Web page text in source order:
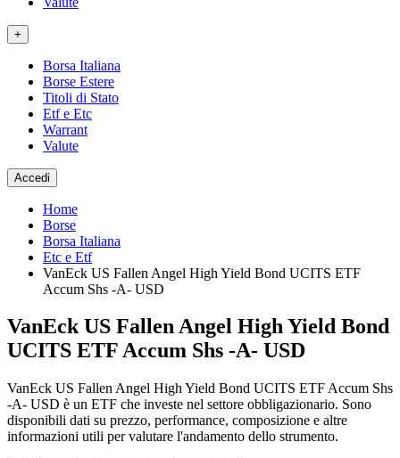
+
Borsa Italiana
Borse Estere
Titoli di Stato
Etf e Etc
Warrant
Valute
Accedi
Home
Borse
Borsa Italiana
Etc e Etf
VanEck US Fallen Angel High Yield Bond UCITS ETF
Accum Shs -A- USD
VanEck US Fallen Angel High Yield Bond
UCITS ETF Accum Shs -A- USD
VanEck US Fallen Angel High Yield Bond UCITS ETF Accum Shs
-A- USD è un ETF che investe nel settore obbligazionario. Sono
disponibili dati su prezzo, performance, composizione e altre
informazioni utili per valutare l'andamento dello strumento.